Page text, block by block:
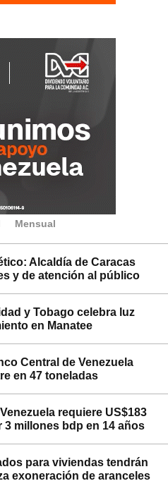
Mensual
Alcaldía de Caracas
y de atención al público
y Tobago celebra luz
en Manatee
Central de Venezuela
en 47 toneladas
requiere US$183
millones bdp en 14 años
para viviendas tendrán
exoneración de aranceles